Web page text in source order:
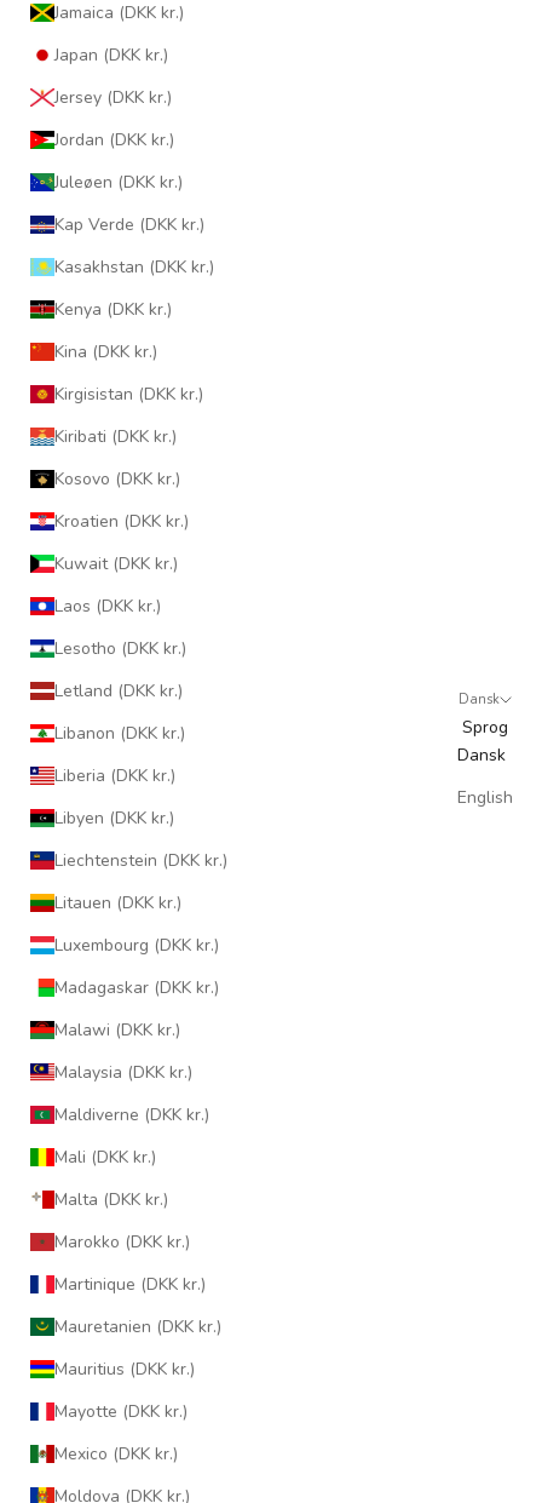
Jamaica (DKK kr.)
Japan (DKK kr.)
Jersey (DKK kr.)
Jordan (DKK kr.)
Juleøen (DKK kr.)
Kap Verde (DKK kr.)
Kasakhstan (DKK kr.)
Kenya (DKK kr.)
Kina (DKK kr.)
Kirgisistan (DKK kr.)
Kiribati (DKK kr.)
Kosovo (DKK kr.)
Kroatien (DKK kr.)
Kuwait (DKK kr.)
Laos (DKK kr.)
Lesotho (DKK kr.)
Letland (DKK kr.)
Libanon (DKK kr.)
Liberia (DKK kr.)
Libyen (DKK kr.)
Liechtenstein (DKK kr.)
Litauen (DKK kr.)
Luxembourg (DKK kr.)
Madagaskar (DKK kr.)
Malawi (DKK kr.)
Malaysia (DKK kr.)
Maldiverne (DKK kr.)
Mali (DKK kr.)
Malta (DKK kr.)
Marokko (DKK kr.)
Martinique (DKK kr.)
Mauretanien (DKK kr.)
Mauritius (DKK kr.)
Mayotte (DKK kr.)
Mexico (DKK kr.)
Moldova (DKK kr.)
Dansk
Sprog
Dansk
English